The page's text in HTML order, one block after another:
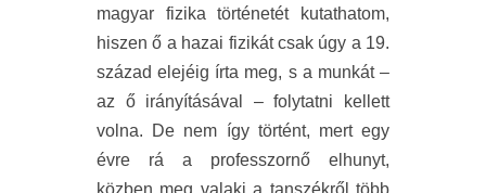
magyar fizika történetét kutathatom,
hiszen ő a hazai fizikát csak úgy a 19.
század elejéig írta meg, s a munkát –
az ő irányításával – folytatni kellett
volna. De nem így történt, mert egy
évre rá a professzornő elhunyt,